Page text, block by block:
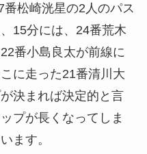
松崎洸星の2人のパス
15分には、24番荒木
番小島良太が前線に
に走った21番清川大
決まれば決定的と言
プが長くなってしま
ます。